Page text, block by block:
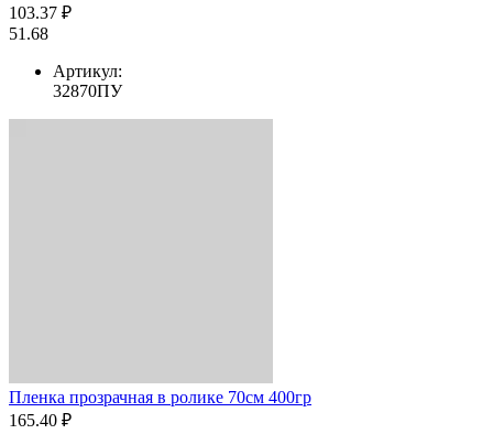
103.37 ₽
51.68
Артикул:
32870ПУ
Пленка прозрачная в ролике 70см 400гр
165.40 ₽